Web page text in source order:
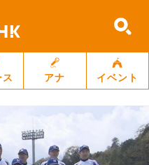
ス アナ イベント